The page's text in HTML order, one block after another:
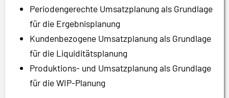
Periodengerechte Umsatzplanung als Grundlage
für die Ergebnisplanung
Kundenbezogene Umsatzplanung als Grundlage
für die Liquiditätsplanung
Produktions- und Umsatzplanung als Grundlage
für die WIP-Planung